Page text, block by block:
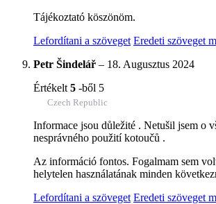
Tájékoztató köszönöm.
Lefordítani a szöveget Eredeti szöveget
Petr Šindelář – 18. Augusztus 2024
Értékelt 5 -ből 5
Czech Republic
Informace jsou důležité . Netušil jsem o
nesprávného použití kotoučů .
Az információ fontos. Fogalmam sem
helytelen használatának minden
Lefordítani a szöveget Eredeti szöveget